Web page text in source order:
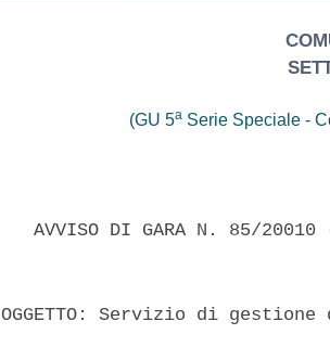
(GU 5a Serie Speciale -
AVVISO DI GARA N. 85/
OGGETTO: Servizio di